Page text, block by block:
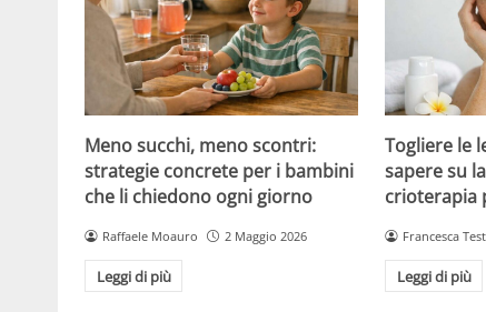
Meno succhi, meno scontri:
strategie concrete per i bambini
che li chiedono ogni giorno
Raffaele Moauro 2 Maggio 2026
Leggi di più
Togliere le
sapere su
crioterapia
Francesca
Leggi di più